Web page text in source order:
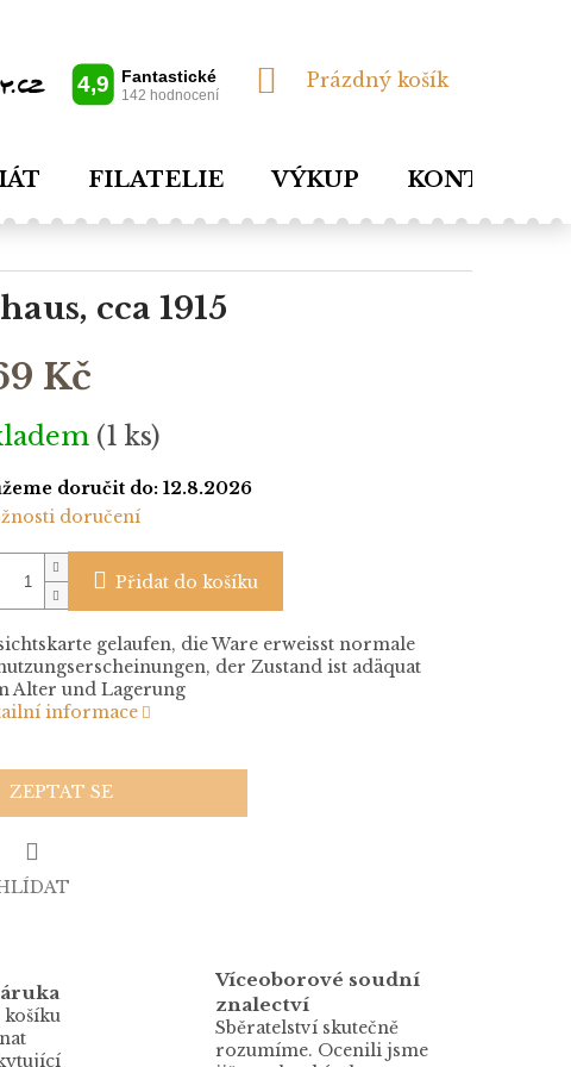
NÁKUPNÍ
Prázdný košík
FILATELIE VÝKUP KONTAKTY
cca 1915
Kč
(1 ks)
doručit do: 12.8.2026
doručení
Přidat do košíku
gelaufen, die Ware erweisst normale
der Zustand ist adäquat
Alter und Lagerung
informace
ZEPTAT SE
košíku
Víceoborové soudní
znalectví
Sběratelství skutečně
rozumíme. Ocenili jsme